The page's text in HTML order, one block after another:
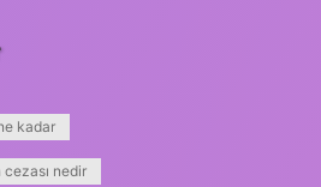
kadar
nedir